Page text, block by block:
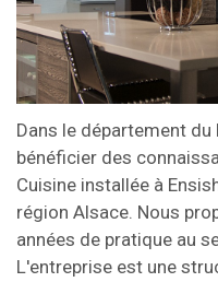
Dans le département du
bénéficier des
Cuisine installée à
région Alsace. Nous
années de pratique au
L'entreprise est une